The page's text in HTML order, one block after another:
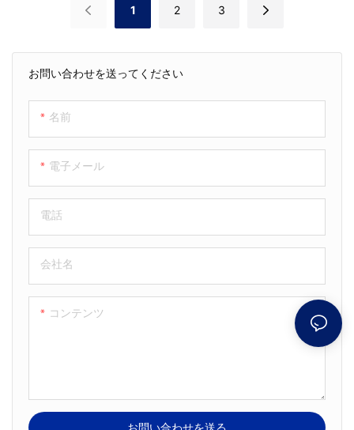
お問い合わせを送ってください
名前
電子メール
電話
会社名
コンテンツ
1 2 3